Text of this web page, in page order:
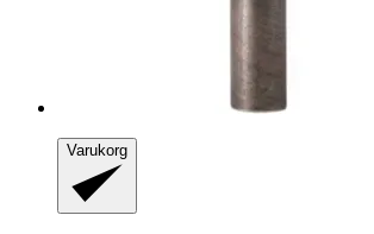
Varukorg